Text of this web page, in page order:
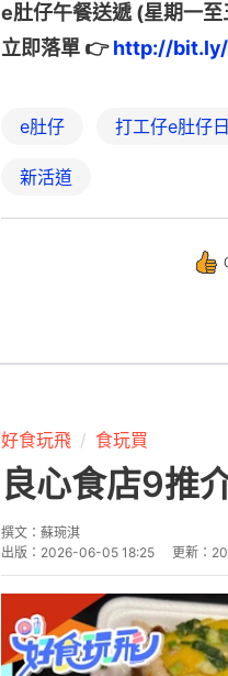
e肚仔午餐送遞 (星期一
立即落單 👉 http://bit.ly/
e肚仔 打工仔e肚仔
新活道
好食玩飛 食玩買
良心食店9推
撰文： 蘇琬淇
出版： 2026-06-05 18:25 更新：